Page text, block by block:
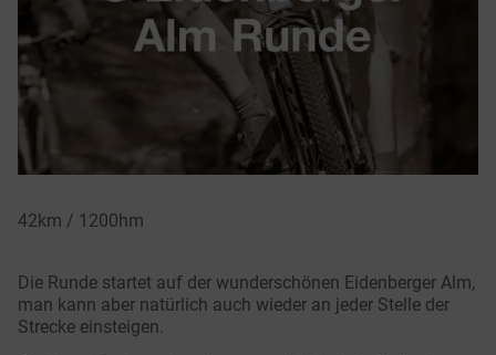
42km / 1200hm
Die Runde startet auf der wunderschönen Eidenberger Alm,
man kann aber natürlich auch wieder an jeder Stelle der
Strecke einsteigen.